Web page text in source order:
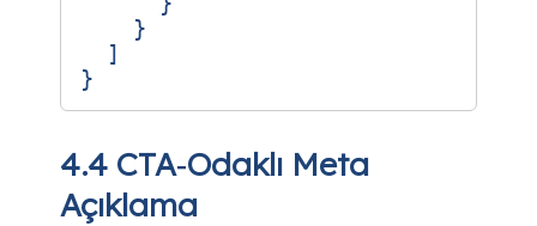
}
]
}
4.4 CTA‑Odaklı Meta
Açıklama